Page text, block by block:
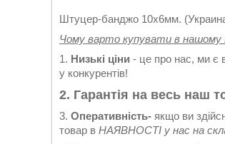
Штуцер-банджо 10х6мм.
Чому варто купувати в нашому
1. Низькі ціни - це про нас, ми є
у конкурентів!
2. Гарантія на весь наш
3. Оперативність- якщо ви
товар в НАЯВНОСТІ у нас на